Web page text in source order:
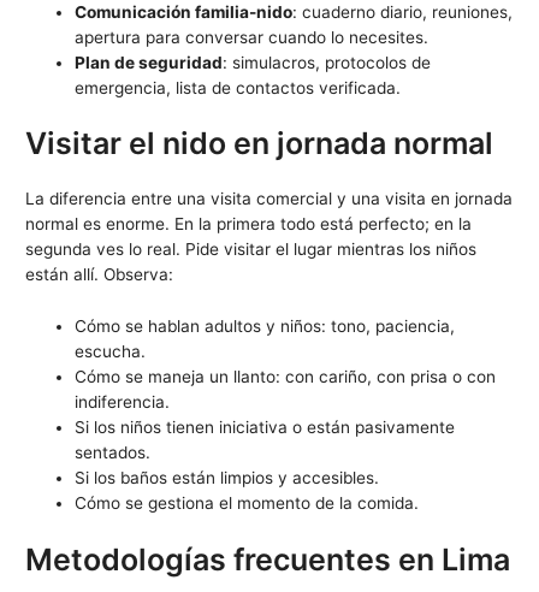
Comunicación familia-nido: cuaderno diario, reuniones,
apertura para conversar cuando lo necesites.
Plan de seguridad: simulacros, protocolos de
emergencia, lista de contactos verificada.
Visitar el nido en jornada normal
La diferencia entre una visita comercial y una visita en jornada
normal es enorme. En la primera todo está perfecto; en la
segunda ves lo real. Pide visitar el lugar mientras los niños
están allí. Observa:
Cómo se hablan adultos y niños: tono, paciencia,
escucha.
Cómo se maneja un llanto: con cariño, con prisa o con
indiferencia.
Si los niños tienen iniciativa o están pasivamente
sentados.
Si los baños están limpios y accesibles.
Cómo se gestiona el momento de la comida.
Metodologías frecuentes en Lima